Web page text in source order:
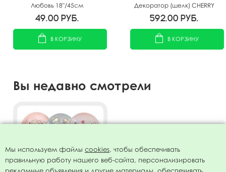
Любовь 18"/45см
49.00 руб.
В КОРЗИНУ
Декоратор (шелк) CHERRY
RED с печатью 25шт
592.00 руб.
В КОРЗИНУ
Вы недавно смотрели
Мы используем файлы cookies, чтобы обеспечивать
правильную работу нашего веб-сайта, персонализировать